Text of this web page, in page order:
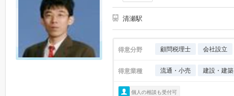
清瀬駅
得意分野 顧問税理士 会社設立
得意業種 流通・小売 建設・建築
個人の相談も受付可